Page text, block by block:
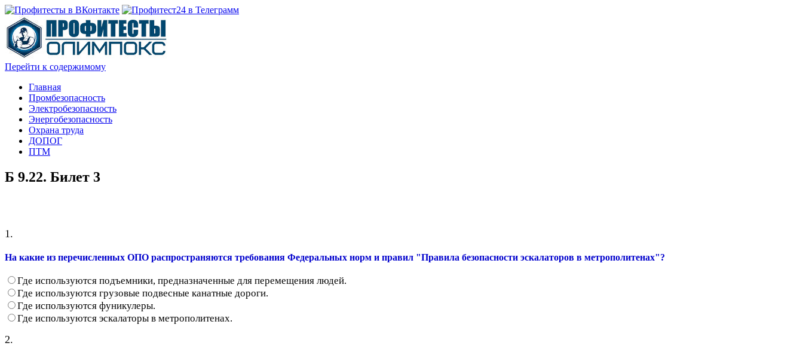
Перейти к содержимому
Главная
Промбезопасность
Электробезопасность
Энергобезопасность
Охрана труда
ДОПОГ
ПТМ
Б 9.22. Билет 3
1.
На какие из перечисленных ОПО распространяются требования Федеральных норм и правил "Правила безопасности эскалаторов в метрополитенах"?
Где используются подъемники, предназначенные для перемещения людей.
Где используются грузовые подвесные канатные дороги.
Где используются фуникулеры.
Где используются эскалаторы в метрополитенах.
2.